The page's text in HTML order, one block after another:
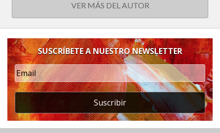
VER MÁS DEL AUTOR
SUSCRÍBETE A NUESTRO NEWSLETTER
Suscribir